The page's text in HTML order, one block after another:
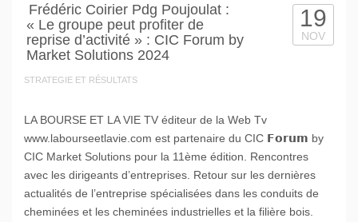
Frédéric Coirier Pdg Poujoulat :
« Le groupe peut profiter de
reprise d’activité » : CIC Forum by
Market Solutions 2024
STRATEGIE ET RÉSULTATS
19
NOV
LA BOURSE ET LA VIE TV éditeur de la Web Tv
www.labourseetlavie.com est partenaire du CIC 𝗙𝗼𝗿𝘂𝗺 by
CIC Market Solutions pour la 11ème édition. Rencontres
avec les dirigeants d’entreprises. Retour sur les dernières
actualités de l’entreprise spécialisées dans les conduits de
cheminées et les cheminées industrielles et la filière bois.